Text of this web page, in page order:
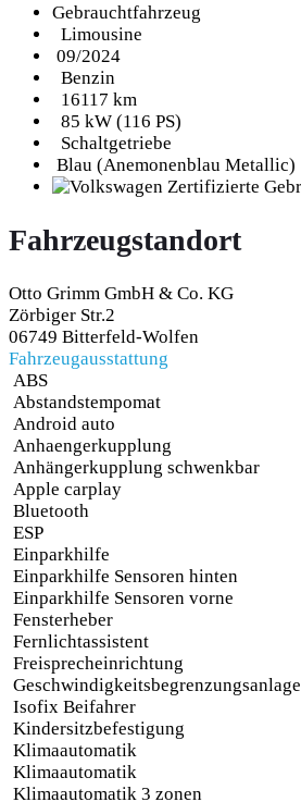
Gebrauchtfahrzeug
Limousine
09/2024
Benzin
16117 km
85 kW (116 PS)
Schaltgetriebe
Blau (Anemonenblau Metallic)
Fahrzeugstandort
Otto Grimm GmbH & Co. KG
Zörbiger Str.2
06749 Bitterfeld-Wolfen
Fahrzeugausstattung
ABS
Abstandstempomat
Android auto
Anhaengerkupplung
Anhängerkupplung schwenkbar
Apple carplay
Bluetooth
ESP
Einparkhilfe
Einparkhilfe Sensoren hinten
Einparkhilfe Sensoren vorne
Fensterheber
Fernlichtassistent
Freisprecheinrichtung
Geschwindigkeitsbegrenzungsanlage
Isofix Beifahrer
Kindersitzbefestigung
Klimaautomatik
Klimaautomatik
Klimaautomatik 3 zonen